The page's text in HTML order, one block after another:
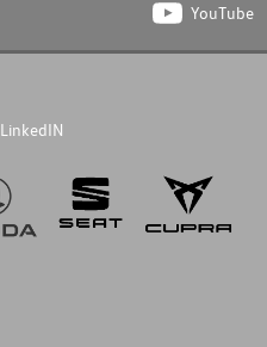
YouTube
LinkedIN